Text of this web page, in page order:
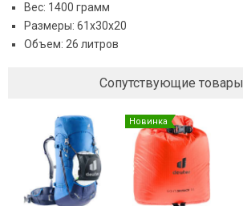
Вес: 1400 грамм
Размеры: 61x30x20
Объем: 26 литров
Сопутствующие товары
Новинка